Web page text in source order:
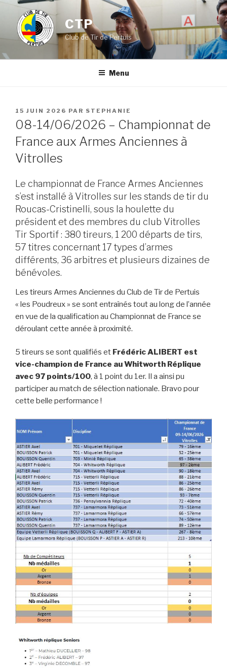
contenu
principal
CTP
Club de Tir de Pertuis
Menu
PUBLIÉ
LE
15 JUIN 2026 PAR STEPHANIE
08-14/06/2026 – Championnat de
France aux Armes Anciennes à
Vitrolles
Le championnat de France Armes Anciennes
s’est installé à Vitrolles sur les stands de tir du
Roucas-Cristinelli, sous la houlette du
président et des membres du club Vitrolles
Tir Sportif : 380 tireurs, 1 200 départs de tirs,
57 titres concernant 17 types d’armes
différents, 36 arbitres et plusieurs dizaines de
bénévoles.
Les tireurs Armes Anciennes du Club de Tir de Pertuis
« les Poudreux » se sont entraînés tout au long de l’année
en vue de la qualification au Championnat de France se
déroulant cette année à proximité.
5 tireurs se sont qualifiés et Frédéric ALIBERT est
vice-champion de France au Whitworth Réplique
avec 97 points/100, à 1 point du 1er. Il a ainsi pu
participer au match de sélection nationale. Bravo pour
cette belle performance !